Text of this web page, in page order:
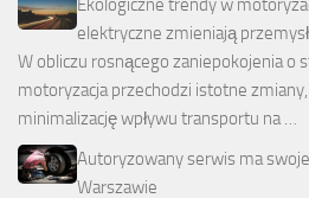
Ekologiczne trendy w
elektryczne zmieniają
W obliczu rosnącego zaniepokojenia o
motoryzacja przechodzi istotne
minimalizację wpływu transportu na …
Autoryzowany serwis ma
Warszawie